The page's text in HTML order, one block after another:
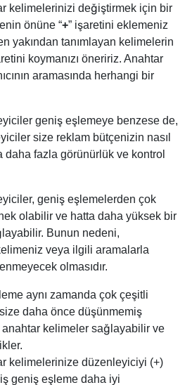
kelimelerinizi değiştirmek için bir
önüne “+” işaretini eklemeniz
yakından tanımlayan kelimelerin
koymanızı öneririz. Anahtar
aramasında herhangi bir
geniş eşlemeye benzese de,
size reklam bütçenizin nasıl
daha fazla görünürlük ve kontrol
geniş eşlemelerden çok
olabilir ve hatta daha yüksek bir
Bunun nedeni,
veya ilgili aramalarla
olmasıdır.
aynı zamanda çok çeşitli
daha önce düşünmemiş
kelimeler sağlayabilir ve
kelimelerinize düzenleyiciyi (+)
geniş eşleme daha iyi